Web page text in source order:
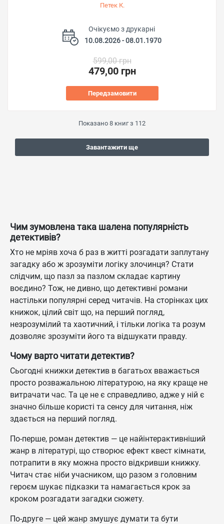
Петек К.
Очікуємо з друкарні
10.08.2026 - 08.01.1970
599,00 грн
479,00 грн
Передзамовити
Показано 8 книг з 112
Завантажити ще
Чим зумовлена така шалена популярність
детективів?
Хто не мріяв хоча б раз в житті розгадати заплутану
загадку або ж зрозуміти логіку злочинця? Стати
слідчим, що пазл за пазлом складає картину
воєдино? Тож, не дивно, що детективні романи
настільки популярні серед читачів. На сторінках цих
книжок, цілий світ що, на перший погляд,
незрозумілий та хаотичний, і тільки логіка та розум
дозволяє зрозуміти його та відшукати правду.
Чому варто читати детектив?
Сьогодні книжки детектив в багатьох вважається
просто розважальною літературою, на яку краще не
витрачати час. Та це не є справедливо, адже у ній є
значно більше користі та сенсу для читання, ніж
здається на перший погляд.
По-перше, роман детектив — це найінтерактивніший
жанр в літературі, що створює ефект квест кімнати,
потрапити в яку можна просто відкривши книжку.
Читач стає ніби учасником, що разом з головним
героєм шукає підказки та намагається крок за
кроком розгадати загадки сюжету.
По-друге — цей жанр змушує думати та бути